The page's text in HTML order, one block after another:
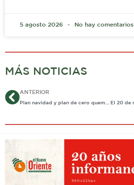
5 agosto 2026 No hay comentarios
MÁS NOTICIAS
AntANTERIOR